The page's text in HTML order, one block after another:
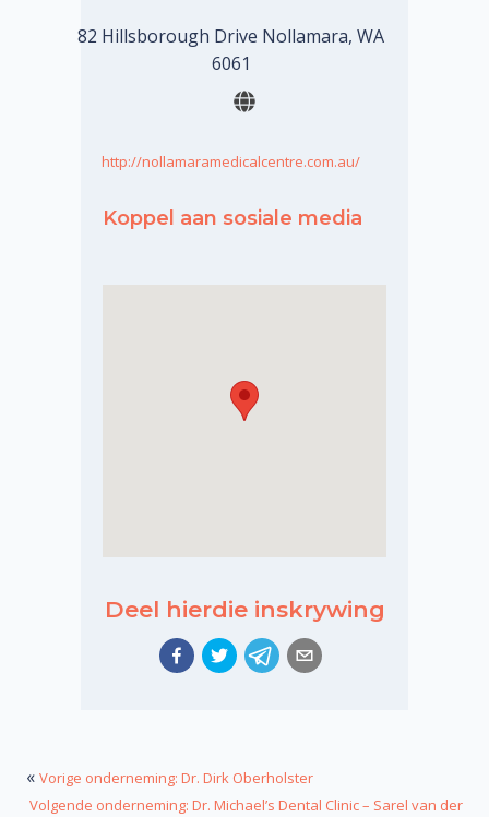
82 Hillsborough Drive Nollamara, WA
6061
http://nollamaramedicalcentre.com.au/
Koppel aan sosiale media
Deel hierdie inskrywing
« Vorige onderneming: Dr. Dirk Oberholster
Volgende onderneming: Dr. Michael’s Dental Clinic – Sarel van der